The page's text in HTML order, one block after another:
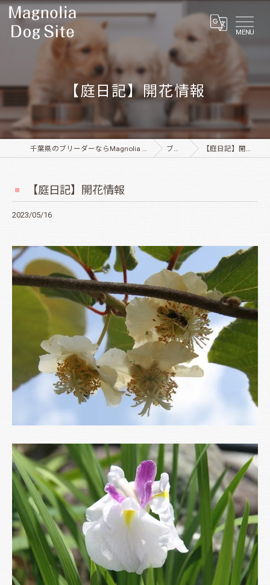
MENU
【庭日記】開花情報
千葉県のブリーダーならMagnolia Dog Site ブログ 【庭日記】開花情報
【庭日記】開花情報
2023/05/16